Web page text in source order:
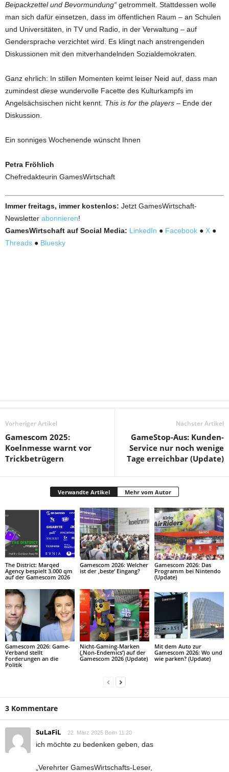
Beipackzettel und Bevormundung“ getrommelt. Stattdessen wolle
man sich dafür einsetzen, dass im öffentlichen Raum – an Schulen
und Universitäten, in TV und Radio, in der Verwaltung – auf
Gendersprache verzichtet wird. Es klingt nach anstrengenden
Diskussionen mit den mitverhandelnden Sozialdemokraten.
Ganz ehrlich: In stillen Momenten keimt leiser Neid auf, dass man
zumindest diese wundervolle Facette des Kulturkampfs im
Angelsächsischen nicht kennt. This is for the players – Ende der
Diskussion.
Ein sonniges Wochenende wünscht Ihnen
Petra Fröhlich
Chefredakteurin GamesWirtschaft
Immer freitags, immer kostenlos: Jetzt GamesWirtschaft-
Newsletter abonnieren!
GamesWirtschaft auf Social Media: LinkedIn ● Facebook ● X ●
Threads ● Bluesky
Vorheriger Artikel
Gamescom 2025:
Koelnmesse warnt vor
Trickbetrügern
Nächster Artikel
GameStop-Aus: Kunden-
Service nur noch wenige
Tage erreichbar (Update)
Verwandte Artikel Mehr vom Autor
The District: Marqed
Agency bespielt 3.000 qm
auf der Gamescom 2026
Gamescom 2026: Welcher
ist der ‚beste‘ Eingang?
Gamescom 2026: Das
Programm bei Nintendo
(Update)
Gamescom 2026: Game-
Verband stellt
Forderungen an die
Politik
Nicht-Gaming-Marken
(‚Non-Endemics‘) auf der
Gamescom 2026 (Update)
Mit dem Auto zur
Gamescom 2026: Wo und
wie parken? (Update)
3 Kommentare
SuLaFiL 22. März 2025 Beim 11:20
ich möchte zu bedenken geben, das
„Verehrter GamesWirtschafts-Leser,